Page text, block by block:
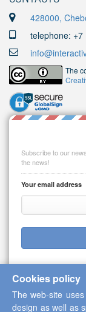
428000,
telephone:
The
Subscribe to our
the news!
Your email address
Copyright © 2013-
Cookies policy
The web-site
design as well as